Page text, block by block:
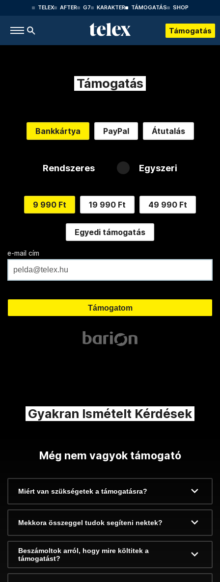
TELEX AFTER G7 KARAKTER TÁMOGATÁS SHOP
Támogatás
Támogatás
Bankkártya PayPal Átutalás
Rendszeres Egyszeri
9 990 Ft 19 990 Ft 49 990 Ft
Egyedi támogatás
e-mail cím
Gyakran Ismételt Kérdések
Még nem vagyok támogató
Miért van szükségetek a támogatásra?
Mekkora összeggel tudok segíteni nektek?
Beszámoltok arról, hogy mire költitek a
támogatást?